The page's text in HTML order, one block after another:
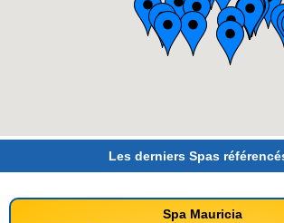
Les derniers Spas
Spa Mauricia